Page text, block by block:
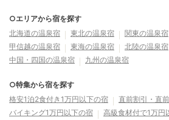
○エリアから宿を探す
北海道の温泉宿
東北の温泉宿 関東の温泉宿
甲信越の温泉宿
東海の温泉宿 北陸の温泉宿
中国・四国の温泉宿
九州の温泉宿
○特集から宿を探す
格安1泊2食付き1万円以下の宿
直前割引・直
バイキング1万円以下の宿
高級食材付で1万円